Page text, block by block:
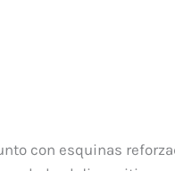
con esquinas